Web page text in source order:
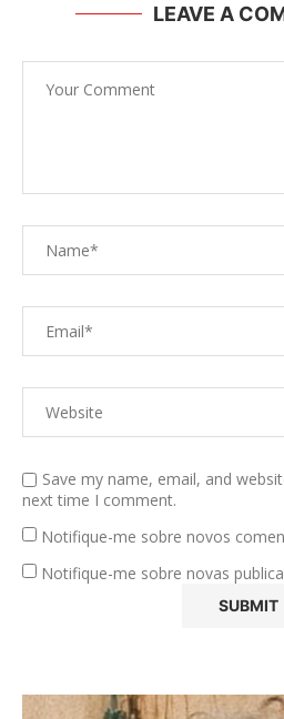
LEAVE A
Save my name, email, and
next time I comment.
Notifique-me sobre novos
Notifique-me sobre novas